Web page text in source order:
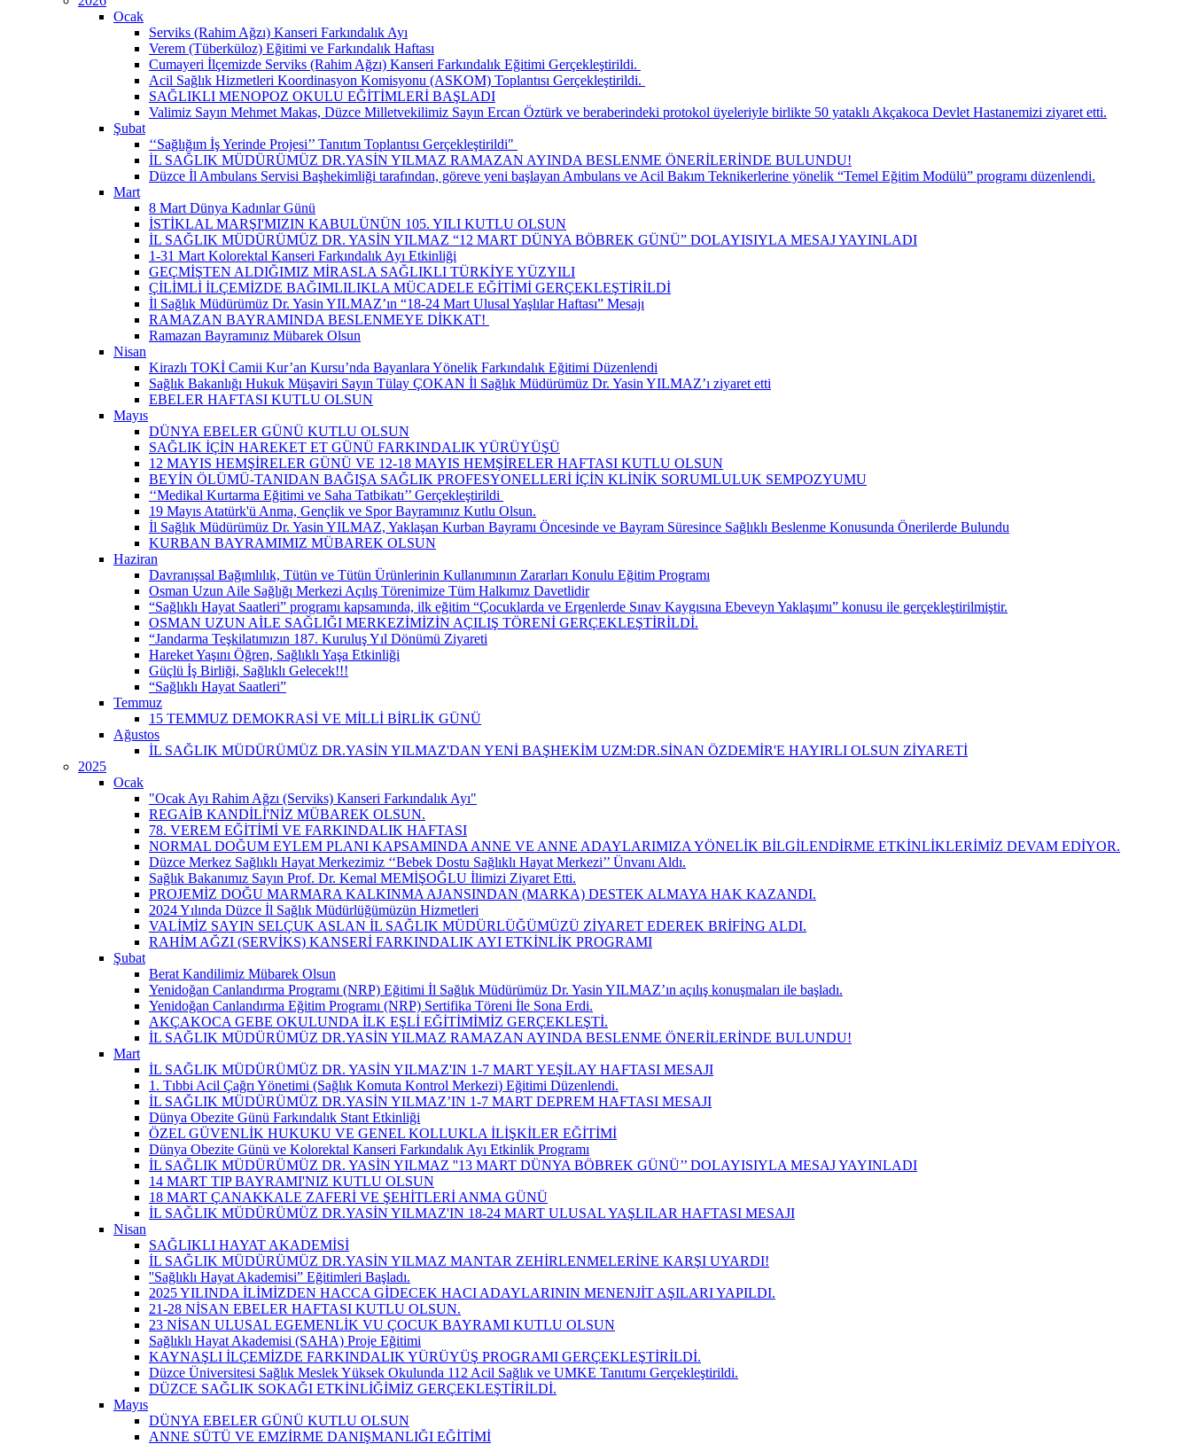
Ocak
Serviks (Rahim Ağzı) Kanseri Farkındalık Ayı
Verem (Tüberküloz) Eğitimi ve Farkındalık Haftası
Cumayeri İlçemizde Serviks (Rahim Ağzı) Kanseri Farkındalık Eğitimi Gerçekleştirildi. ​
Acil Sağlık Hizmetleri Koordinasyon Komisyonu (ASKOM) Toplantısı Gerçekleştirildi. ​
SAĞLIKLI MENOPOZ OKULU EĞİTİMLERİ BAŞLADI
Valimiz Sayın Mehmet Makas, Düzce Milletvekilimiz Sayın Ercan Öztürk ve beraberindeki protokol üyeleriyle birlikte 50 yataklı Akçakoca Devlet Hastanemizi ziyaret etti.
Şubat
‘‘Sağlığım İş Yerinde Projesi’’ Tanıtım Toplantısı Gerçekleştirildi" ​
İL SAĞLIK MÜDÜRÜMÜZ DR.YASİN YILMAZ RAMAZAN AYINDA BESLENME ÖNERİLERİNDE BULUNDU!
Düzce İl Ambulans Servisi Başhekimliği tarafından, göreve yeni başlayan Ambulans ve Acil Bakım Teknikerlerine yönelik “Temel Eğitim Modülü” programı düzenlendi.
Mart
8 Mart Dünya Kadınlar Günü
İSTİKLAL MARŞI'MIZIN KABULÜNÜN 105. YILI KUTLU OLSUN
İL SAĞLIK MÜDÜRÜMÜZ DR. YASİN YILMAZ “12 MART DÜNYA BÖBREK GÜNÜ” DOLAYISIYLA MESAJ YAYINLADI
1-31 Mart Kolorektal Kanseri Farkındalık Ayı Etkinliği
GEÇMİŞTEN ALDIĞIMIZ MİRASLA SAĞLIKLI TÜRKİYE YÜZYILI
ÇİLİMLİ İLÇEMİZDE BAĞIMLILIKLA MÜCADELE EĞİTİMİ GERÇEKLEŞTİRİLDİ
İl Sağlık Müdürümüz Dr. Yasin YILMAZ’ın “18-24 Mart Ulusal Yaşlılar Haftası” Mesajı
RAMAZAN BAYRAMINDA BESLENMEYE DİKKAT! ​
Ramazan Bayramınız Mübarek Olsun
Nisan
Kirazlı TOKİ Camii Kur’an Kursu’nda Bayanlara Yönelik Farkındalık Eğitimi Düzenlendi
Sağlık Bakanlığı Hukuk Müşaviri Sayın Tülay ÇOKAN İl Sağlık Müdürümüz Dr. Yasin YILMAZ’ı ziyaret etti
EBELER HAFTASI KUTLU OLSUN
Mayıs
DÜNYA EBELER GÜNÜ KUTLU OLSUN
SAĞLIK İÇİN HAREKET ET GÜNÜ FARKINDALIK YÜRÜYÜŞÜ
12 MAYIS HEMŞİRELER GÜNÜ VE 12-18 MAYIS HEMŞİRELER HAFTASI KUTLU OLSUN
BEYİN ÖLÜMÜ-TANIDAN BAĞIŞA SAĞLIK PROFESYONELLERİ İÇİN KLİNİK SORUMLULUK SEMPOZYUMU
‘‘Medikal Kurtarma Eğitimi ve Saha Tatbikatı’’ Gerçekleştirildi ​
19 Mayıs Atatürk'ü Anma, Gençlik ve Spor Bayramınız Kutlu Olsun.
İl Sağlık Müdürümüz Dr. Yasin YILMAZ, Yaklaşan Kurban Bayramı Öncesinde ve Bayram Süresince Sağlıklı Beslenme Konusunda Önerilerde Bulundu
KURBAN BAYRAMIMIZ MÜBAREK OLSUN
Haziran
Davranışsal Bağımlılık, Tütün ve Tütün Ürünlerinin Kullanımının Zararları Konulu Eğitim Programı
Osman Uzun Aile Sağlığı Merkezi Açılış Törenimize Tüm Halkımız Davetlidir
“Sağlıklı Hayat Saatleri” programı kapsamında, ilk eğitim “Çocuklarda ve Ergenlerde Sınav Kaygısına Ebeveyn Yaklaşımı” konusu ile gerçekleştirilmiştir.
OSMAN UZUN AİLE SAĞLIĞI MERKEZİMİZİN AÇILIŞ TÖRENİ GERÇEKLEŞTİRİLDİ.
“Jandarma Teşkilatımızın 187. Kuruluş Yıl Dönümü Ziyareti
Hareket Yaşını Öğren, Sağlıklı Yaşa Etkinliği
Güçlü İş Birliği, Sağlıklı Gelecek!!!
“Sağlıklı Hayat Saatleri”
Temmuz
15 TEMMUZ DEMOKRASİ VE MİLLİ BİRLİK GÜNÜ
Ağustos
İL SAĞLIK MÜDÜRÜMÜZ DR.YASİN YILMAZ'DAN YENİ BAŞHEKİM UZM:DR.SİNAN ÖZDEMİR'E HAYIRLI OLSUN ZİYARETİ
2025
Ocak
"Ocak Ayı Rahim Ağzı (Serviks) Kanseri Farkındalık Ayı"
REGAİB KANDİLİ'NİZ MÜBAREK OLSUN.
78. VEREM EĞİTİMİ VE FARKINDALIK HAFTASI
NORMAL DOĞUM EYLEM PLANI KAPSAMINDA ANNE VE ANNE ADAYLARIMIZA YÖNELİK BİLGİLENDİRME ETKİNLİKLERİMİZ DEVAM EDİYOR.
Düzce Merkez Sağlıklı Hayat Merkezimiz ‘‘Bebek Dostu Sağlıklı Hayat Merkezi’’ Ünvanı Aldı.
Sağlık Bakanımız Sayın Prof. Dr. Kemal MEMİŞOĞLU İlimizi Ziyaret Etti.
PROJEMİZ DOĞU MARMARA KALKINMA AJANSINDAN (MARKA) DESTEK ALMAYA HAK KAZANDI.
2024 Yılında Düzce İl Sağlık Müdürlüğümüzün Hizmetleri
VALİMİZ SAYIN SELÇUK ASLAN İL SAĞLIK MÜDÜRLÜĞÜMÜZÜ ZİYARET EDEREK BRİFİNG ALDI.
RAHİM AĞZI (SERVİKS) KANSERİ FARKINDALIK AYI ETKİNLİK PROGRAMI
Şubat
Berat Kandilimiz Mübarek Olsun
Yenidoğan Canlandırma Programı (NRP) Eğitimi İl Sağlık Müdürümüz Dr. Yasin YILMAZ’ın açılış konuşmaları ile başladı.
Yenidoğan Canlandırma Eğitim Programı (NRP) Sertifika Töreni İle Sona Erdi.
AKÇAKOCA GEBE OKULUNDA İLK EŞLİ EĞİTİMİMİZ GERÇEKLEŞTİ.
İL SAĞLIK MÜDÜRÜMÜZ DR.YASİN YILMAZ RAMAZAN AYINDA BESLENME ÖNERİLERİNDE BULUNDU!
Mart
İL SAĞLIK MÜDÜRÜMÜZ DR. YASİN YILMAZ'IN 1-7 MART YEŞİLAY HAFTASI MESAJI
1. Tıbbi Acil Çağrı Yönetimi (Sağlık Komuta Kontrol Merkezi) Eğitimi Düzenlendi.
İL SAĞLIK MÜDÜRÜMÜZ DR.YASİN YILMAZ’IN 1-7 MART DEPREM HAFTASI MESAJI
Dünya Obezite Günü Farkındalık Stant Etkinliği
ÖZEL GÜVENLİK HUKUKU VE GENEL KOLLUKLA İLİŞKİLER EĞİTİMİ
Dünya Obezite Günü ve Kolorektal Kanseri Farkındalık Ayı Etkinlik Programı
İL SAĞLIK MÜDÜRÜMÜZ DR. YASİN YILMAZ ''13 MART DÜNYA BÖBREK GÜNÜ’’ DOLAYISIYLA MESAJ YAYINLADI
14 MART TIP BAYRAMI'NIZ KUTLU OLSUN
18 MART ÇANAKKALE ZAFERİ VE ŞEHİTLERİ ANMA GÜNÜ
İL SAĞLIK MÜDÜRÜMÜZ DR.YASİN YILMAZ'IN 18-24 MART ULUSAL YAŞLILAR HAFTASI MESAJI
Nisan
SAĞLIKLI HAYAT AKADEMİSİ
İL SAĞLIK MÜDÜRÜMÜZ DR.YASİN YILMAZ MANTAR ZEHİRLENMELERİNE KARŞI UYARDI!
''Sağlıklı Hayat Akademisi” Eğitimleri Başladı.
2025 YILINDA İLİMİZDEN HACCA GİDECEK HACI ADAYLARININ MENENJİT AŞILARI YAPILDI.
21-28 NİSAN EBELER HAFTASI KUTLU OLSUN.
23 NİSAN ULUSAL EGEMENLİK VU ÇOCUK BAYRAMI KUTLU OLSUN
Sağlıklı Hayat Akademisi (SAHA) Proje Eğitimi
KAYNAŞLI İLÇEMİZDE FARKINDALIK YÜRÜYÜŞ PROGRAMI GERÇEKLEŞTİRİLDİ.
Düzce Üniversitesi Sağlık Meslek Yüksek Okulunda 112 Acil Sağlık ve UMKE Tanıtımı Gerçekleştirildi.
DÜZCE SAĞLIK SOKAĞI ETKİNLİĞİMİZ GERÇEKLEŞTİRİLDİ.
Mayıs
DÜNYA EBELER GÜNÜ KUTLU OLSUN
ANNE SÜTÜ VE EMZİRME DANIŞMANLIĞI EĞİTİMİ